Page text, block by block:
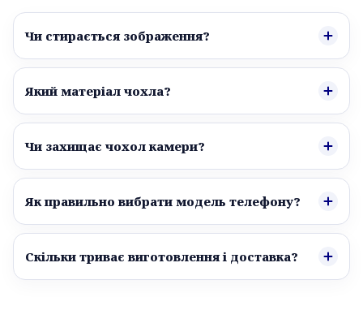
Чи стирається зображення?
Який матеріал чохла?
Чи захищає чохол камери?
Як правильно вибрати модель телефону?
Скільки триває виготовлення і доставка?